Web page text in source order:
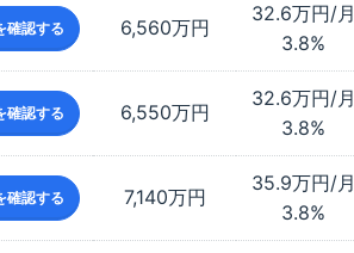
確認する 6,560万円
32.6万円/月
3.8%
確認する 6,550万円
32.6万円/月
3.8%
確認する 7,140万円
35.9万円/月
3.8%